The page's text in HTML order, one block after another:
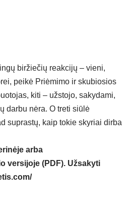
biržiečių reakcijų – vieni,
peikė Priėmimo ir skubiosios
kiti – užstojo, sakydami,
darbu nėra. O treti siūlė
suprastų, kaip tokie skyriai dirba
arba
versijoje (PDF). Užsakyti